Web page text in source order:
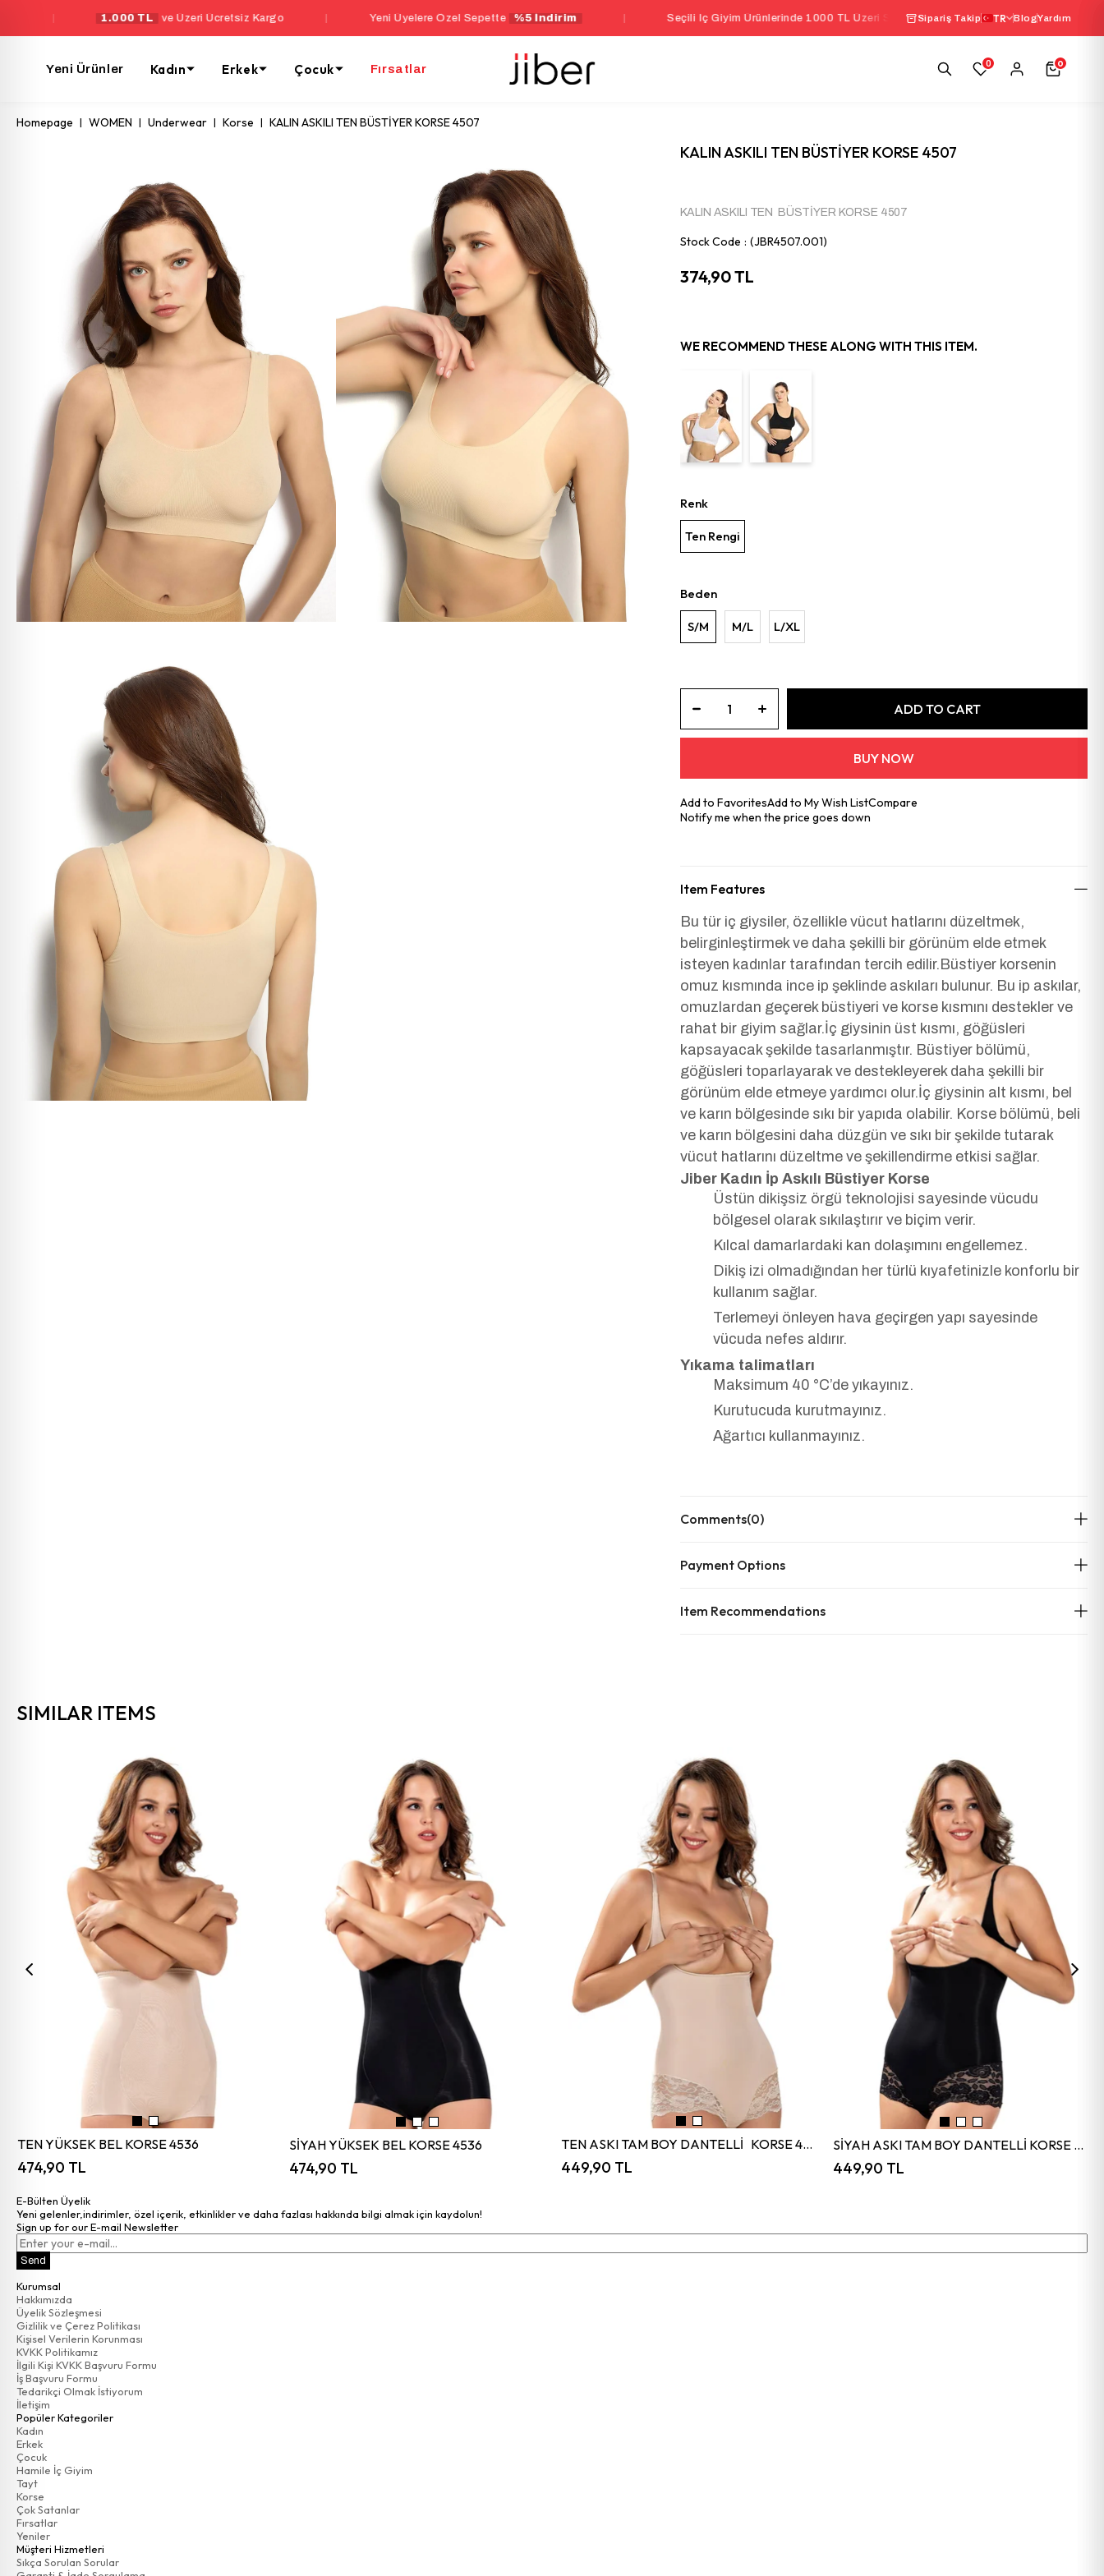
1.000 TL ve Üzeri Ücretsiz Kargo | Yeni Üyelere Özel Sepette %5 İndirim | Seçili İç Giyim Ürünlerinde 1000 TL Üzeri Sepette %10 İndirim | Seçili İç Giyim
Sipariş Takip TR BlogYardım
Yeni Ürünler Kadın Erkek Çocuk Fırsatlar 0 0
Homepage WOMEN Underwear Korse KALIN ASKILI TEN BÜSTİYER KORSE 4507
KALIN ASKILI TEN BÜSTİYER KORSE 4507
KALIN ASKILI TEN BÜSTİYER KORSE 4507
Stock Code (JBR4507.001)
374,90 TL
WE RECOMMEND THESE ALONG WITH THIS ITEM.
Renk
Ten Rengi
Beden
S/M M/L L/XL
Add to FavoritesAdd to My Wish ListCompare
Notify me when the price goes down
Item Features
Bu tür iç giysiler, özellikle vücut hatlarını düzeltmek,
belirginleştirmek ve daha şekilli bir görünüm elde etmek
isteyen kadınlar tarafından tercih edilir.Büstiyer korsenin
omuz kısmında ince ip şeklinde askıları bulunur. Bu ip askılar,
omuzlardan geçerek büstiyeri ve korse kısmını destekler ve
rahat bir giyim sağlar.İç giysinin üst kısmı, göğüsleri
kapsayacak şekilde tasarlanmıştır. Büstiyer bölümü,
göğüsleri toparlayarak ve destekleyerek daha şekilli bir
görünüm elde etmeye yardımcı olur.İç giysinin alt kısmı, bel
ve karın bölgesinde sıkı bir yapıda olabilir. Korse bölümü, beli
ve karın bölgesini daha düzgün ve sıkı bir şekilde tutarak
vücut hatlarını düzeltme ve şekillendirme etkisi sağlar.
Jiber Kadın İp Askılı Büstiyer Korse
Üstün dikişsiz örgü teknolojisi sayesinde vücudu
bölgesel olarak sıkılaştırır ve biçim verir.
Kılcal damarlardaki kan dolaşımını engellemez.
Dikiş izi olmadığından her türlü kıyafetinizle konforlu bir
kullanım sağlar.
Terlemeyi önleyen hava geçirgen yapı sayesinde
vücuda nefes aldırır.
Yıkama talimatları
Maksimum 40 °C’de yıkayınız.
Kurutucuda kurutmayınız.
Ağartıcı kullanmayınız.
Comments(0)
Payment Options
Item Recommendations
SIMILAR ITEMS
TEN YÜKSEK BEL KORSE 4536
474,90 TL
SİYAH YÜKSEK BEL KORSE 4536
474,90 TL
TEN ASKI TAM BOY DANTELLİ KORSE 4535
449,90 TL
SİYAH ASKI TAM BOY DANTELLİ KORSE 4535
449,90 TL
E-Bülten Üyelik
Yeni gelenler,indirimler, özel içerik, etkinlikler ve daha fazlası hakkında bilgi almak için kaydolun!
Sign up for our E-mail Newsletter
Send
Kurumsal
Hakkımızda
Üyelik Sözleşmesi
Gizlilik ve Çerez Politikası
Kişisel Verilerin Korunması
KVKK Politikamız
İlgili Kişi KVKK Başvuru Formu
İş Başvuru Formu
Tedarikçi Olmak İstiyorum
İletişim
Popüler Kategoriler
Kadın
Erkek
Çocuk
Hamile İç Giyim
Tayt
Korse
Çok Satanlar
Fırsatlar
Yeniler
Müşteri Hizmetleri
Sıkça Sorulan Sorular